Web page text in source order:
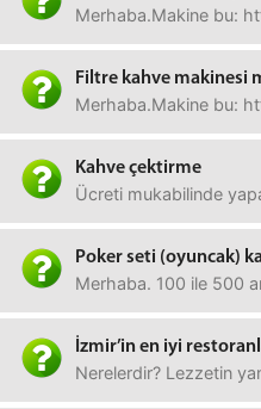
Merhaba.Makine bu:
Filtre kahve makinesi
Merhaba.Makine bu:
Kahve çektirme
Ücreti mukabilinde
Poker seti (oyuncak)
Merhaba. 100 ile 500
İzmir’in en iyi
Nerelerdir? Lezzetin